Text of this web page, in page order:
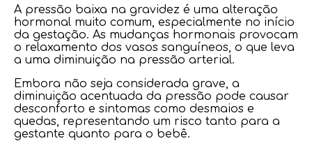
A pressão baixa na gravidez é uma alteração
hormonal muito comum, especialmente no início
da gestação. As mudanças hormonais provocam
o relaxamento dos vasos sanguíneos, o que leva
a uma diminuição na pressão arterial.
Embora não seja considerada grave, a
diminuição acentuada da pressão pode causar
desconforto e sintomas como desmaios e
quedas, representando um risco tanto para a
gestante quanto para o bebê.